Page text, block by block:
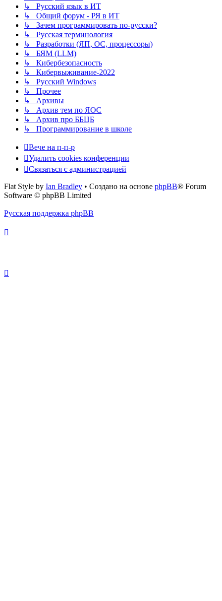
↳ Русский язык в ИТ
↳ Общий форум - РЯ в ИТ
↳ Зачем программировать по-русски?
↳ Русская терминология
↳ Разработки (ЯП, ОС, процессоры)
↳ БЯМ (LLM)
↳ Кибербезопасность
↳ Кибервыживание-2022
↳ Русский Windows
↳ Прочее
↳ Архивы
↳ Архив тем по ЯОС
↳ Архив про ББЦБ
↳ Программирование в школе
Вече на п-п-р
Удалить cookies конференции
Связаться с администрацией
Flat Style by Ian Bradley • Создано на основе phpBB® Forum
Software © phpBB Limited
Русская поддержка phpBB